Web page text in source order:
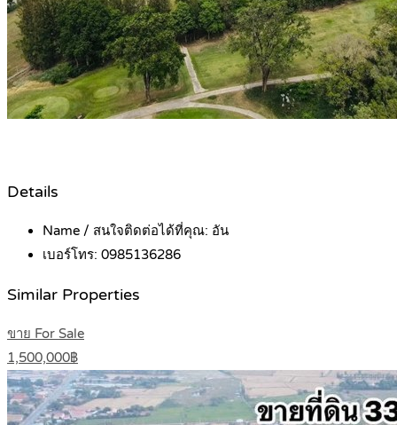
Details
Name / สนใจติดต่อได้ที่คุณ: อัน
เบอร์โทร: 0985136286
Similar Properties
ขาย For Sale
1,500,000฿